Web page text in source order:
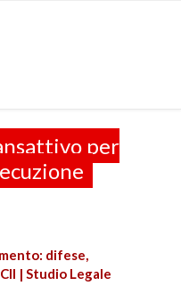
per
difese,
| Studio Legale